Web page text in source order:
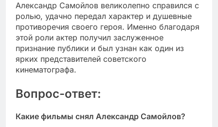
Александр Самойлов великолепно справился с
ролью, удачно передал характер и душевные
противоречия своего героя. Именно благодаря
этой роли актер получил заслуженное
признание публики и был узнан как один из
ярких представителей советского
кинематографа.
Вопрос-ответ:
Какие фильмы снял Александр Самойлов?